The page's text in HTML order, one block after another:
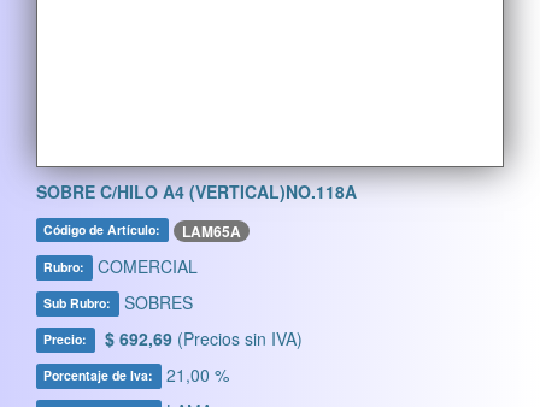
SOBRE C/HILO A4 (VERTICAL)NO.118A
Código de Artículo: LAM65A
Rubro: COMERCIAL
Sub Rubro: SOBRES
Precio: $ 692,69 (Precios sin IVA)
Porcentaje de Iva: 21,00 %